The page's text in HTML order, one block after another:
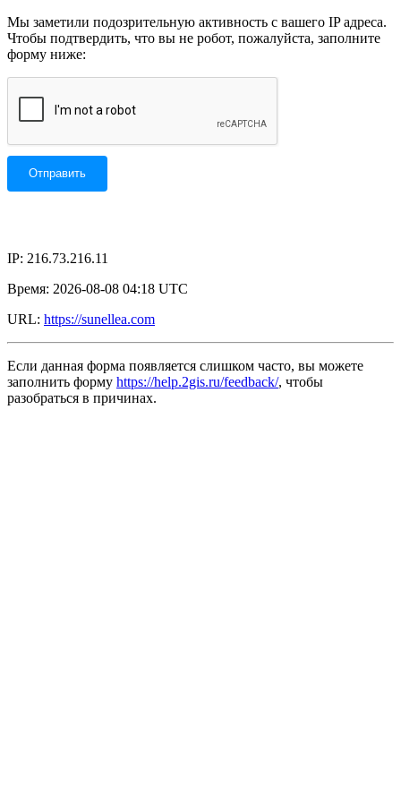
Мы заметили подозрительную активность с вашего IP адреса.
Чтобы подтвердить, что вы не робот, пожалуйста, заполните
форму ниже:
IP: 216.73.216.11
Время: 2026-08-08 04:18 UTC
URL: https://sunellea.com
Если данная форма появляется слишком часто, вы можете
заполнить форму https://help.2gis.ru/feedback/, чтобы
разобраться в причинах.